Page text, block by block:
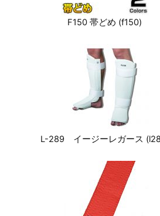
F150 帯どめ (f150)
L-289 イージーレガース